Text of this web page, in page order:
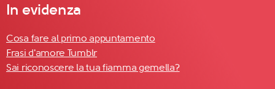
In evidenza
Cosa fare al primo appuntamento
Frasi d'amore Tumblr
Sai riconoscere la tua fiamma gemella?